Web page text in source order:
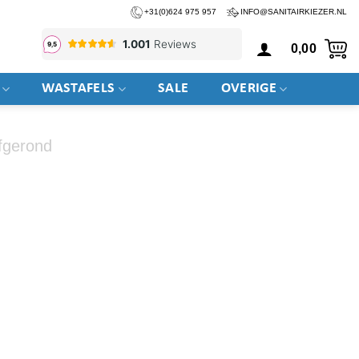
+31(0)624 975 957 INFO@SANITAIRKIEZER.NL
0,00
WASTAFELS SALE OVERIGE